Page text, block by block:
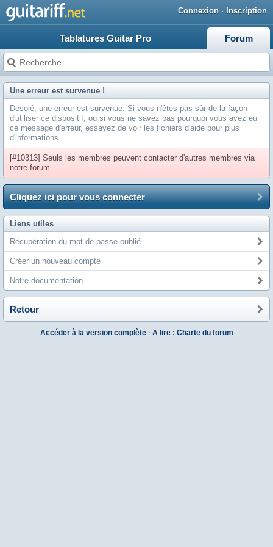
Connexion · Inscription
Tablatures Guitar Pro Forum
Une erreur est survenue !
Désolé, une erreur est survenue. Si vous n'êtes pas sûr de la façon
d'utiliser ce dispositif, ou si vous ne savez pas pourquoi vous avez eu
ce message d'erreur, essayez de voir les fichiers d'aide pour plus
d'informations.
[#10313] Seuls les membres peuvent contacter d'autres membres via
notre forum.
Cliquez ici pour vous connecter
Liens utiles
Récupération du mot de passe oublié
Créer un nouveau compte
Notre documentation
Retour
Accéder à la version complète· A lire : Charte du forum